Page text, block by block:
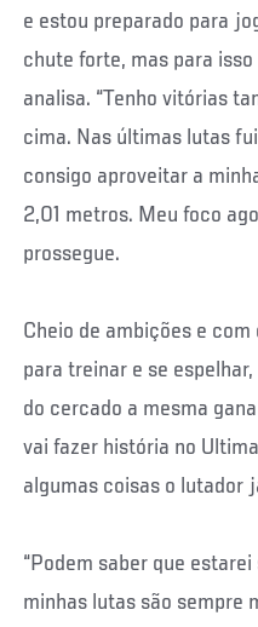
e estou preparado para
chute forte, mas para
analisa. “Tenho vitórias
cima. Nas últimas lutas
consigo aproveitar a
2,01 metros. Meu foco
prossegue.
Cheio de ambições e
para treinar e se
do cercado a mesma
vai fazer história no
algumas coisas o lutador
“Podem saber que
minhas lutas são sempre